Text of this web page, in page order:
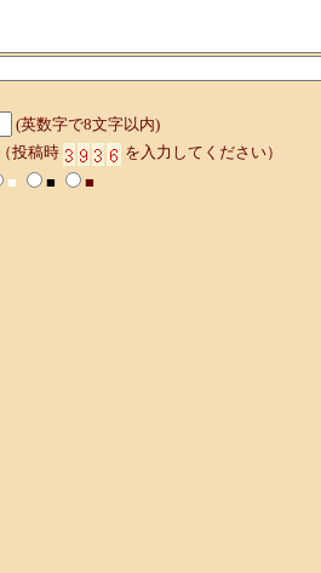
(英数字で8文字以内)
（投稿時
を入力してください）
■ ■ ■